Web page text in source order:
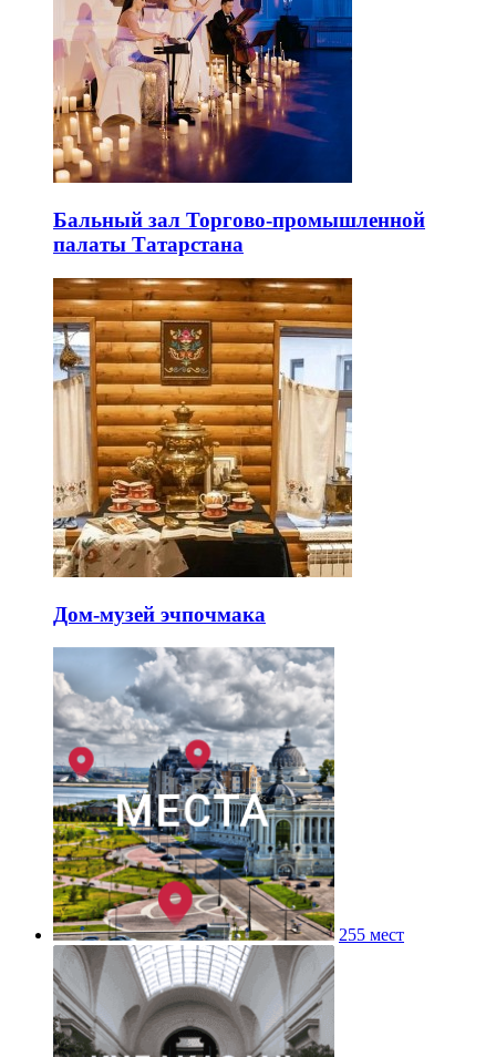
Бальный зал Торгово-промышленной
палаты Татарстана
Дом-музей эчпочмака
255 мест